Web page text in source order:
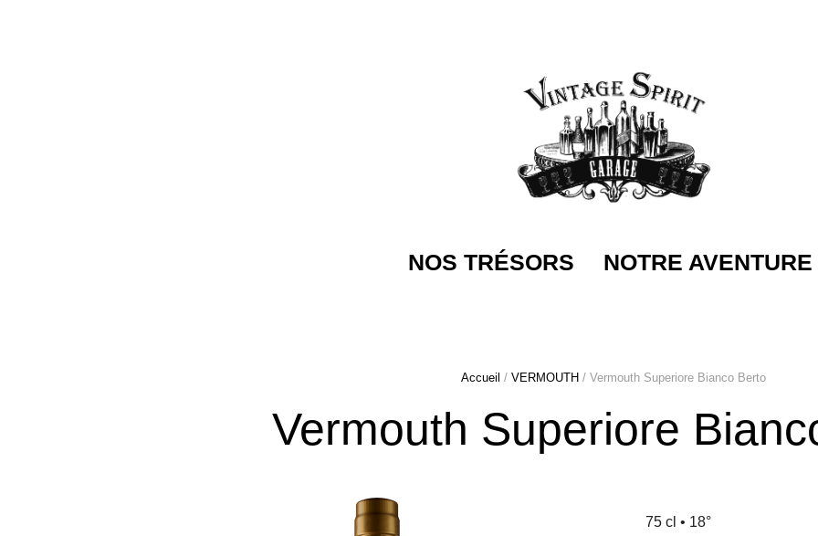
NOS TRÉSORS NOTRE AVENTURE
Accueil / VERMOUTH / Vermouth Superiore Bianco Berto
Vermouth Superiore
75 cl • 18°